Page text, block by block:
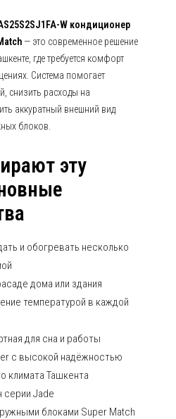
W кондиционер
— это современное решение
где требуется комфорт
Система помогает
снизить расходы на
аккуратный внешний вид
блоков.
эту
и обогревать несколько
дома или здания
температурой в каждой
для сна и работы
с высокой надёжностью
климата Ташкента
серии Jade
блоками Super Match